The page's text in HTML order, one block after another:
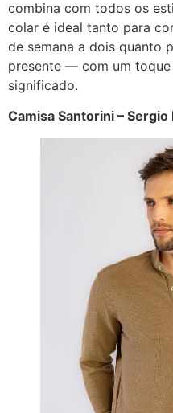
combina com todos os
colar é ideal tanto para
de semana a dois quanto
presente — com um
significado.
Camisa Santorini – Sergio